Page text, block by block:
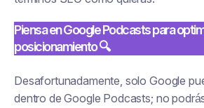
Piensa en Google Podcasts para
posicionamiento 🔍
Desafortunadamente, solo Google
dentro de Google Podcasts; no